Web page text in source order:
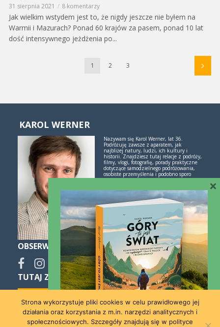
31 sierpnia 2021 8 komentarzy
Jak wielkim wstydem jest to, że nigdy jeszcze nie byłem na
Warmii i Mazurach? Ponad 60 krajów za pasem, ponad 10 lat
dość intensywnego jeżdżenia po...
1 2 3
KAROL WERNER
Nazywam się Karol Werner, lat 36.
Podróżuję zawsze z aparatem, jak
najbliżej natury, ludzi, ich kultury i
historii. Znajdziesz tutaj relacje z podróży,
filmy, vlogi, fotografię, porady praktyczne
dotyczące samodzielnego podróżowania,
osobiste przemyślenia i podobno sporo
inspiracji. Jeśli lubisz świetne historie i
polubimy się!
Więcej o mnie i blogu
OBSERWUJ
TUTAJ ZNAJDZIESZ SPOKO NOCLEGI:
Strona wykorzystuje pliki cookies w celu prawidłowego jej
działania oraz korzystania z m.in. narzędzi analitycznych i
społecznościowych. Szczegóły znajdują się w polityce
×